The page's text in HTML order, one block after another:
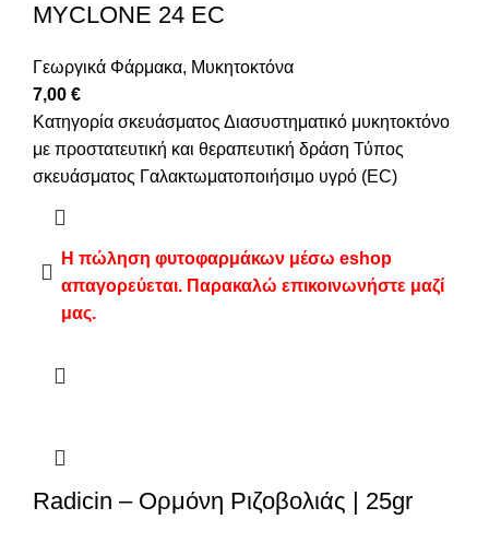
MYCLONE 24 EC
Γεωργικά Φάρμακα, Μυκητοκτόνα
7,00 €
Κατηγορία σκευάσματος Διασυστηματικό μυκητοκτόνο
με προστατευτική και θεραπευτική δράση Τύπος
σκευάσματος Γαλακτωματοποιήσιμο υγρό (EC)
Η πώληση φυτοφαρμάκων μέσω eshop
απαγορεύεται. Παρακαλώ επικοινωνήστε μαζί
μας.
Radicin – Ορμόνη Ριζοβολιάς | 25gr